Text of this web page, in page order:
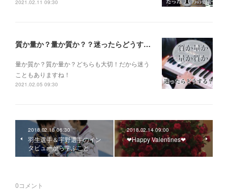
2021.02.11 09:30
質か量か？量か質か？？迷ったらどうする？？？
量か質か？ 質か量か？ どちらも大切！だから迷う
こともありますね！
2021.02.05 09:30
2018.02.18 06:30
羽生選手＆宇野選手のイン
タビューから学ぶこと
2018.02.14 09:00
❤︎Happy Valentines❤︎
0コメント